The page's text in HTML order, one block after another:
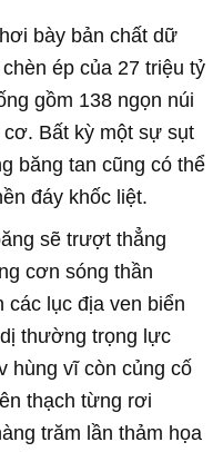
bày bản chất dữ
ép của 27 triệu tỷ
gồm 138 ngọn núi
Bất kỳ một sự sụt
băng tan cũng có thể
đáy khốc liệt.
sẽ trượt thẳng
cơn sóng thần
các lục địa ven biển
thường trọng lực
hùng vĩ còn củng cố
thạch từng rơi
trăm lần thảm họa